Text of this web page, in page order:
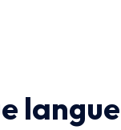
langue